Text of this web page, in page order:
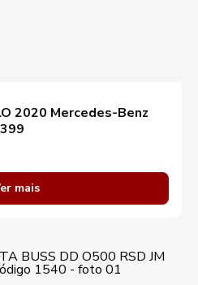
2020 Mercedes-Benz
mais